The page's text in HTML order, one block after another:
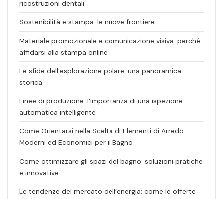
ricostruzioni dentali
Sostenibilità e stampa: le nuove frontiere
Materiale promozionale e comunicazione visiva: perché
affidarsi alla stampa online
Le sfide dell’esplorazione polare: una panoramica
storica
Linee di produzione: l’importanza di una ispezione
automatica intelligente
Come Orientarsi nella Scelta di Elementi di Arredo
Moderni ed Economici per il Bagno
Come ottimizzare gli spazi del bagno: soluzioni pratiche
e innovative
Le tendenze del mercato dell’energia: come le offerte